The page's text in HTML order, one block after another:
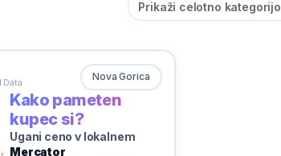
Prikaži celotno kategorijo
Data Nova Gorica
Kako pameten
kupec si?
Ugani ceno v lokalnem
Mercator